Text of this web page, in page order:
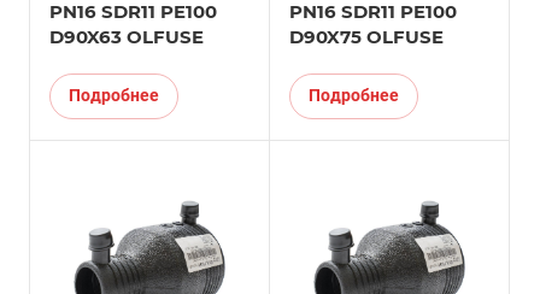
PN16 SDR11 PE100
D90X63 OLFUSE
Подробнее
PN16 SDR11 PE100
D90X75 OLFUSE
Подробнее